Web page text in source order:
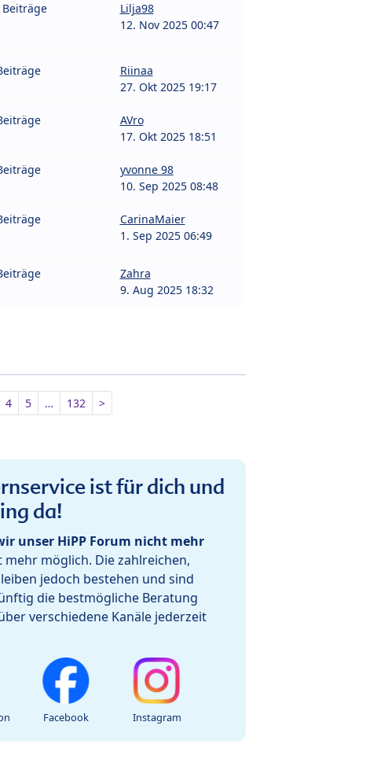
Beiträge
Lilja98
12. Nov 2025 00:47
Riinaa
27. Okt 2025 19:17
AVro
17. Okt 2025 18:51
yvonne 98
10. Sep 2025 08:48
CarinaMaier
1. Sep 2025 06:49
Zahra
9. Aug 2025 18:32
4 5 … 132 >
ist für dich und
da!
unser HiPP Forum nicht mehr
möglich. Die zahlreichen,
jedoch bestehen und sind
die bestmögliche Beratung
verschiedene Kanäle jederzeit
Facebook Instagram